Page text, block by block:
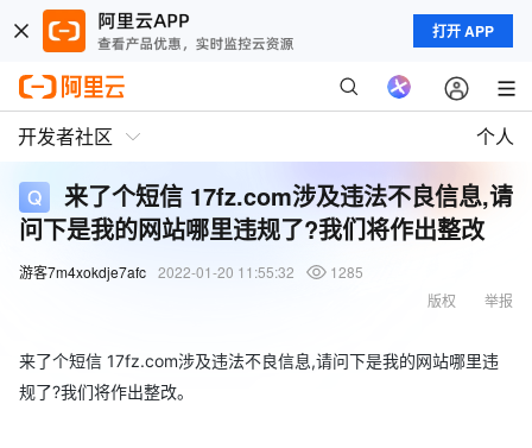
打开 APP
开发者社区 个人
来了个短信 17fz.com涉及违法不良信息,请
问下是我的网站哪里违规了?我们将作出整改
游客7m4xokdje7afc 2022-01-20 11:55:32
1285
举报
版权
来了个短信 17fz.com涉及违法不良信息,请问下是我的网站哪里违
规了?我们将作出整改。